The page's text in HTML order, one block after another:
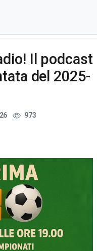
Il podcast
del 2025-
973